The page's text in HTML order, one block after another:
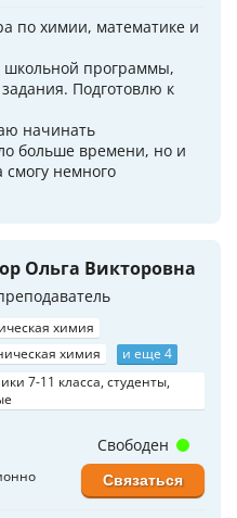
по химии, математике и
школьной программы,
Подготовлю к
начинать
больше времени, но и
смогу немного
Ольга Викторовна
химия
химия
и еще 4
7-11 класса, студенты,
Свободен
Связаться